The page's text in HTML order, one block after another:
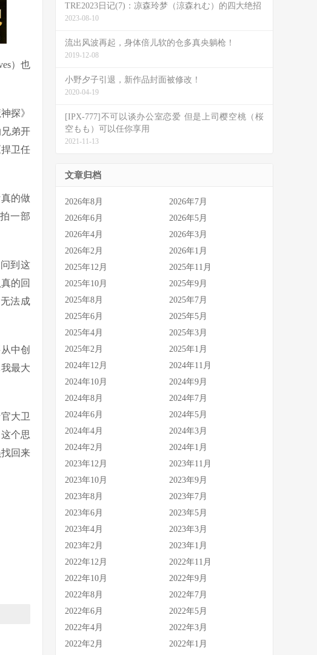
）也
探》
弟开
卫任
的做
一部
到这
的回
法成
中创
最大
大卫
个思
回来
TRE2023日记(7)：凉森玲梦（涼森れむ）的四大绝招
2023-08-10
流出风波再起，身体倍儿软的仓多真央躺枪！
2019-12-08
小野夕子引退，新作品封面被修改！
2020-04-19
[IPX-777]不可以谈办公室恋爱 但是上司樱空桃（桜
空もも）可以任你享用
2021-11-13
文章归档
2026年8月
2026年7月
2026年6月
2026年5月
2026年4月
2026年3月
2026年2月
2026年1月
2025年12月
2025年11月
2025年10月
2025年9月
2025年8月
2025年7月
2025年6月
2025年5月
2025年4月
2025年3月
2025年2月
2025年1月
2024年12月
2024年11月
2024年10月
2024年9月
2024年8月
2024年7月
2024年6月
2024年5月
2024年4月
2024年3月
2024年2月
2024年1月
2023年12月
2023年11月
2023年10月
2023年9月
2023年8月
2023年7月
2023年6月
2023年5月
2023年4月
2023年3月
2023年2月
2023年1月
2022年12月
2022年11月
2022年10月
2022年9月
2022年8月
2022年7月
2022年6月
2022年5月
2022年4月
2022年3月
2022年2月
2022年1月